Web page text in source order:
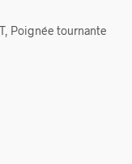
Poignée tournante